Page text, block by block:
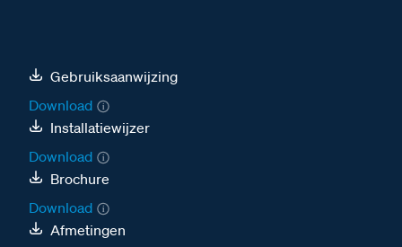
Gebruiksaanwijzing
Download
Installatiewijzer
Download
Brochure
Download
Afmetingen